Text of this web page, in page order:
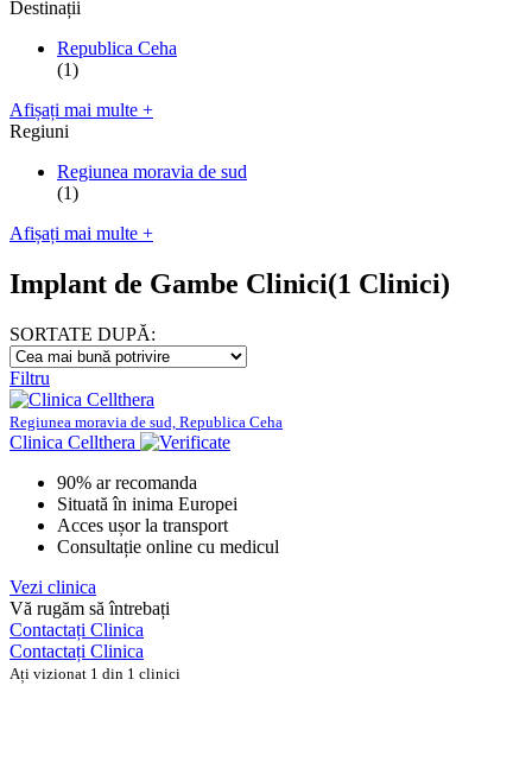
Destinații
Republica Ceha
(1)
Afișați mai multe +
Regiuni
Regiunea moravia de sud
(1)
Afișați mai multe +
Implant de Gambe Clinici(1 Clinici)
SORTATE DUPĂ:
Filtru
Regiunea moravia de sud, Republica Ceha
Clinica Cellthera
90% ar recomanda
Situată în inima Europei
Acces ușor la transport
Consultație online cu medicul
Vezi clinica
Vă rugăm să întrebați
Contactați Clinica
Contactați Clinica
Ați vizionat 1 din 1 clinici